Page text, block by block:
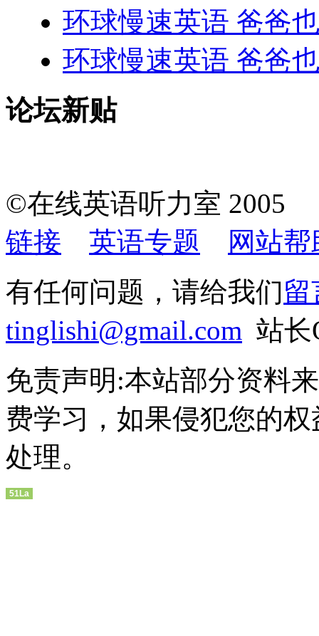
环球慢速英语 爸爸
环球慢速英语 爸爸
论坛新贴
©在线英语听力室
链接
英语专题
网站帮
有任何问题，请给我们留
tinglishi@gmail.com 站长
免责声明:本站部分资料
费学习，如果侵犯您的
处理。
51La